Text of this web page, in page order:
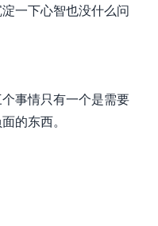
一下心智也没什么问
事情只有一个是需要
的东西。